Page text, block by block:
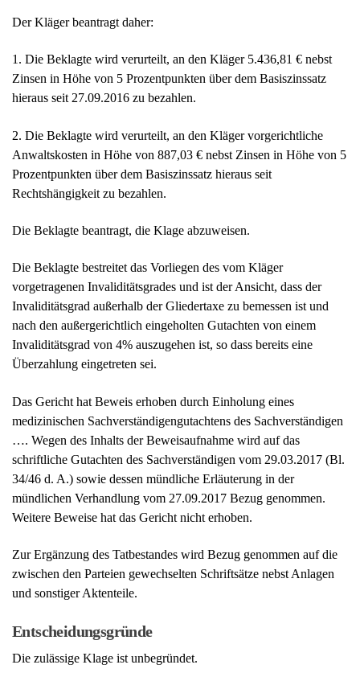
Der Kläger beantragt daher:
1. Die Beklagte wird verurteilt, an den Kläger 5.436,81 € nebst
Zinsen in Höhe von 5 Prozentpunkten über dem Basiszinssatz
hieraus seit 27.09.2016 zu bezahlen.
2. Die Beklagte wird verurteilt, an den Kläger vorgerichtliche
Anwaltskosten in Höhe von 887,03 € nebst Zinsen in Höhe von 5
Prozentpunkten über dem Basiszinssatz hieraus seit
Rechtshängigkeit zu bezahlen.
Die Beklagte beantragt, die Klage abzuweisen.
Die Beklagte bestreitet das Vorliegen des vom Kläger
vorgetragenen Invaliditätsgrades und ist der Ansicht, dass der
Invaliditätsgrad außerhalb der Gliedertaxe zu bemessen ist und
nach den außergerichtlich eingeholten Gutachten von einem
Invaliditätsgrad von 4% auszugehen ist, so dass bereits eine
Überzahlung eingetreten sei.
Das Gericht hat Beweis erhoben durch Einholung eines
medizinischen Sachverständigengutachtens des Sachverständigen
…. Wegen des Inhalts der Beweisaufnahme wird auf das
schriftliche Gutachten des Sachverständigen vom 29.03.2017 (Bl.
34/46 d. A.) sowie dessen mündliche Erläuterung in der
mündlichen Verhandlung vom 27.09.2017 Bezug genommen.
Weitere Beweise hat das Gericht nicht erhoben.
Zur Ergänzung des Tatbestandes wird Bezug genommen auf die
zwischen den Parteien gewechselten Schriftsätze nebst Anlagen
und sonstiger Aktenteile.
Entscheidungsgründe
Die zulässige Klage ist unbegründet.